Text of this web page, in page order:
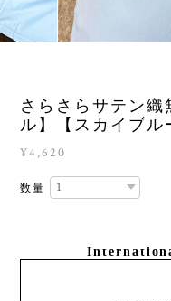
さらさらサテン
ル】【スカイブル
¥4,620
数量